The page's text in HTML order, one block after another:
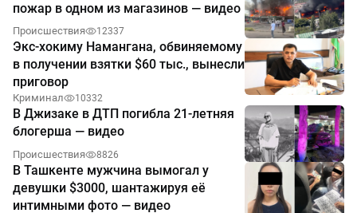
пожар в одном из магазинов — видео
Происшествия 12337
Экс-хокиму Намангана, обвиняемому
в получении взятки $60 тыс., вынесли
приговор
Криминал 10332
В Джизаке в ДТП погибла 21-летняя
блогерша — видео
Происшествия 8826
В Ташкенте мужчина вымогал у
девушки $3000, шантажируя её
интимными фото — видео